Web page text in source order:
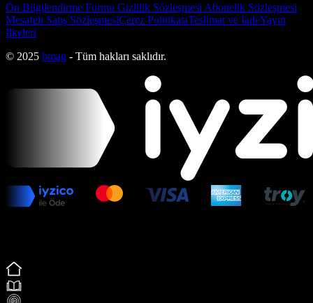
Ön Bilgilendirme Formu Gizlilik Sözleşmesi Abonelik Sözleşmesi
Mesafeli Satış SözleşmesiÇerez PolitikasıTeslimat ve İadeYayın
İlkeleri
© 2025 bmag - Tüm hakları saklıdır.